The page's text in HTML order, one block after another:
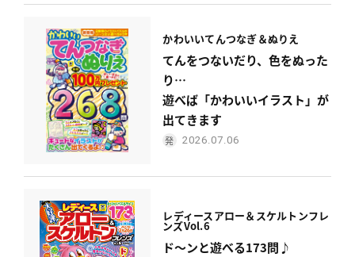
かわいいてんつなぎ＆ぬりえ
てんをつないだり、色をぬった
り…
遊べば「かわいいイラスト」が
出てきます
2026.07.06
レディース アロー＆スケルトンフレ
ンズVol.6
ド〜ンと遊べる173問♪